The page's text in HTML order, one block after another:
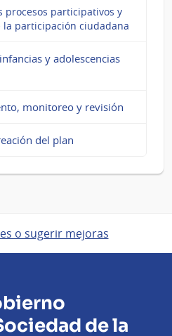
procesos participativos y
participación ciudadana
y adolescencias
monitoreo y revisión
del plan
o sugerir mejoras
de la